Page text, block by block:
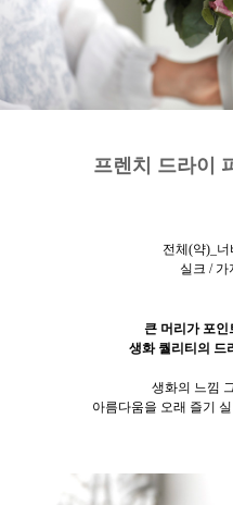
프렌치 드라이
전체(약)_너
실크 / 가
큰 머리가 포인
생화 퀄리티의 드
생화의 느낌
아름다움을 오래 즐기